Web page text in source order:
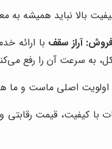
بالا نباید همیشه به
آراز سقف با ارائه
به سرعت آن را رفع
اصلی ماست و ما
با کیفیت، قیمت